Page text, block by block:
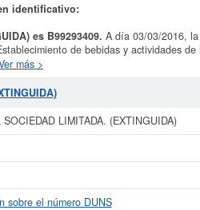
identificativo:
es B99293409. A día 03/03/2016,
de bebidas y actividades
la obtención de alguna autorización
categorización en el CNAE es 5630 -
(EXTINGUIDA)
puede solicitar alguna subvención y
el rango de 0 a 3.100 €. Esta
Mercantil de Zaragoza.
EL BROQUEL SOCIEDAD LIMITADA.
LIMITADA. (EXTINGUIDA) y
y cuentas de resultados disponibles.
más >
LIMITADA. (EXTINGUIDA)
sobre el número DUNS